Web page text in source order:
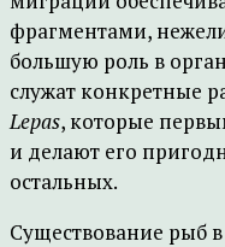
фрагментами,
большую роль в
служат конкретные
Lepas, которые
и делают его
остальных.
Существование рыб